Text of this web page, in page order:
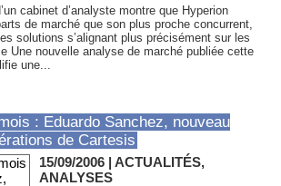
cabinet d’analyste montre que Hyperion
de marché que son plus proche concurrent,
solutions s’alignant plus précisément sur les
Une nouvelle analyse de marché publiée cette
une...
: Eduardo Sanchez, nouveau
de Cartesis
15/09/2006 |ACTUALITÉS,
ANALYSES